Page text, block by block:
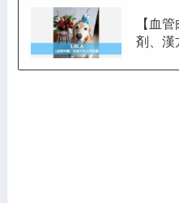
【血
剤、漢